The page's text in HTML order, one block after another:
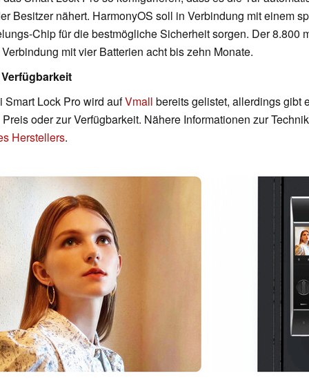
Besitzer nähert. HarmonyOS soll in Verbindung mit einem
Chip für die bestmögliche Sicherheit sorgen. Der 8.800
mit vier Batterien acht bis zehn Monate.
Smart Lock Pro wird aufVmall bereits gelistet, allerdings gibt
oder zur Verfügbarkeit. Nähere Informationen zur
Herstellers.